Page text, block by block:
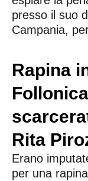
presso il suo
Campania,
Rapina
Rita
Erano
per una